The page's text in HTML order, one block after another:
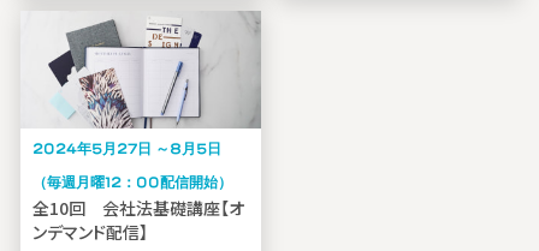
2024年5月27日 ～8月5日
（毎週月曜12：00配信開始）
全10回 会社法基礎講座【オ
ンデマンド配信】